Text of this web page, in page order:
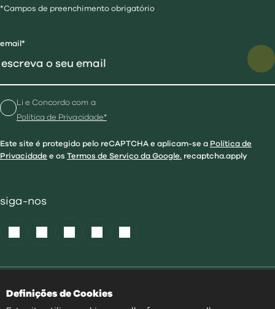
Definições de Cookies
*Campos de preenchimento obrigatório
email*
Li e Concordo com a
Política de Privacidade*
Este site é protegido pelo reCAPTCHA e aplicam-se a Política de
Privacidade e os Termos de Serviço da Google. recaptcha.apply
siga-nos
Acessibilidade
Política Privacidade